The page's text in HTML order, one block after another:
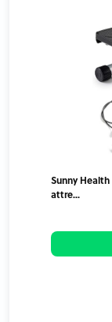
Sunny
attre...